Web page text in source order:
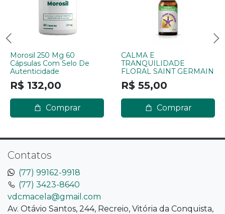
Morosil 250 Mg 60
Cápsulas Com Selo De
Autenticidade
R$ 132,00
Comprar
CALMA E
TRANQUILIDADE
FLORAL SAINT GERMAIN
R$ 55,00
Comprar
Contatos
(77) 99162-9918
(77) 3423-8640
vdcmacela@gmail.com
Av. Otávio Santos, 244, Recreio, Vitória da Conquista,